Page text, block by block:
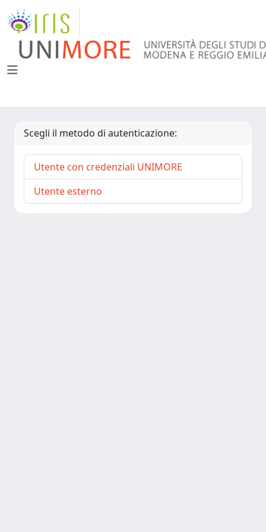
Scegli il metodo di autenticazione:
Utente con credenziali UNIMORE
Utente esterno